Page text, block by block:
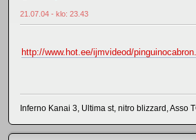
21.07.04 - klo: 23.43
http://www.hot.ee/ijmvideod/
Inferno Kanai 3, Ultima st, nitro blizzard, Asso